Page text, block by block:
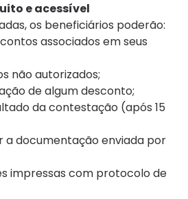
e acessível
os beneficiários poderão:
associados em seus
não autorizados;
de algum desconto;
da contestação (após 15
a documentação enviada por
impressas com protocolo de